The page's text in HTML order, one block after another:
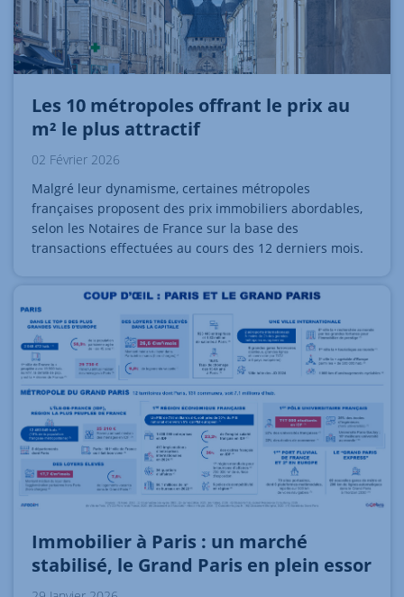
Les 10 métropoles offrant le prix au
m² le plus attractif
02 Février 2026
Malgré leur dynamisme, certaines métropoles
françaises proposent des prix immobiliers abordables,
selon les Notaires de France sur la base des
transactions effectuées au cours des 12 derniers mois.
Immobilier à Paris : un marché
stabilisé, le Grand Paris en plein essor